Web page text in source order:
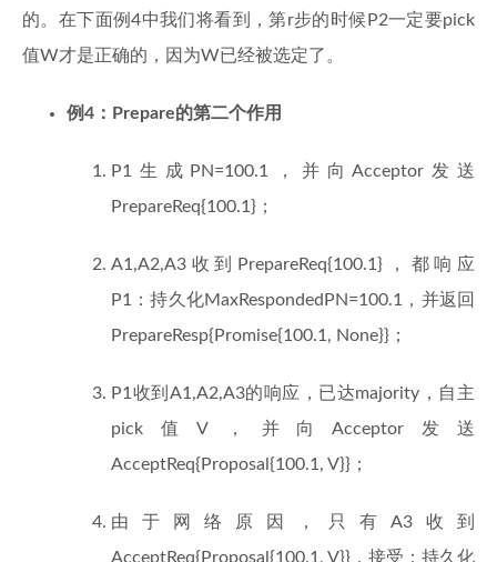
的。在下面例4中我们将看到，第r步的时候P2一定要pick
值W才是正确的，因为W已经被选定了。
例4：Prepare的第二个作用
P1生成PN=100.1，并向Acceptor发送
PrepareReq{100.1}；
A1,A2,A3收到PrepareReq{100.1}，都响应
P1：持久化MaxRespondedPN=100.1，并返回
PrepareResp{Promise{100.1, None}}；
P1收到A1,A2,A3的响应，已达majority，自主
pick值V，并向Acceptor发送
AcceptReq{Proposal{100.1, V}}；
由于网络原因，只有A3收到
AcceptReq{Proposal{100.1, V}}，接受：持久化